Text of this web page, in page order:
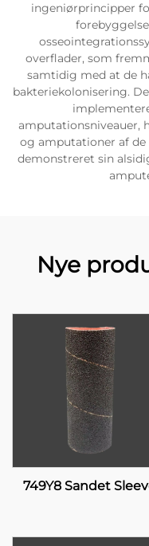
ingeniørprincipper
overflader, som
samtidig med at de
bakteriekolonisering.
amputationsniveauer,
og amputationer af
demonstreret sin
Nye
749Y8 Sandet